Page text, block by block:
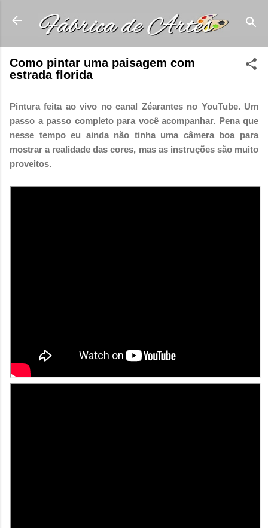
Pular para o conteúdo principal
Como pintar uma paisagem com
estrada florida
Pintura feita ao vivo no canal Zéarantes no YouTube. Um
passo a passo completo para você acompanhar. Pena que
nesse tempo eu ainda não tinha uma câmera boa para
mostrar a realidade das cores, mas as instruções são muito
proveitos.